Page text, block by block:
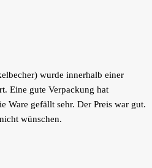
wurde innerhalb einer
Eine gute Verpackung hat
Ware gefällt sehr. Der Preis war gut.
wünschen.